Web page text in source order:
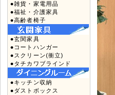
●雑貨・家電用品
●福祉・介護家具
●高齢者椅子
●玄関家具
●コートハンガー
●スクリーン(衝立)
●タチカワブラインド
●キッチン収納
●ダストボックス